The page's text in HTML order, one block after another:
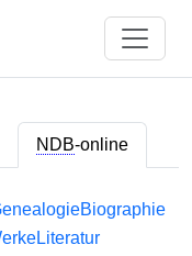
NDB-online
Biographie
Literatur